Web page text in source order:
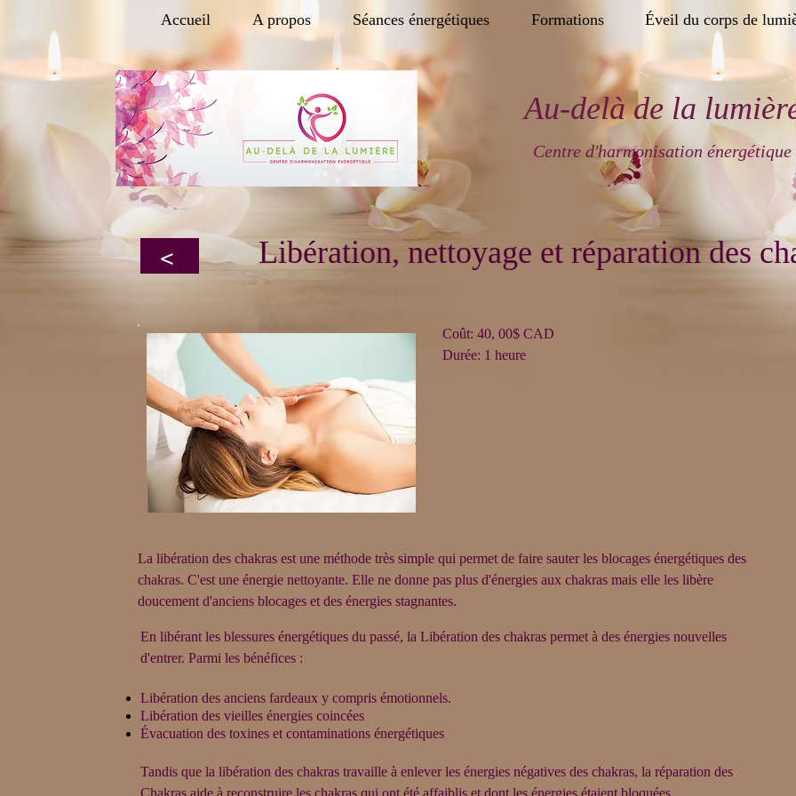
Au-delà de la
Centre d'harmonisation énergétique
Accueil A propos Séances énergétiques Formations Éveil du corps de
< Libération, nettoyage et réparation des
Coût: 40, 00$ CAD
Durée: 1 heure
La libération des chakras est une méthode très simple qui permet de faire sauter les blocages énergétiques des
chakras. C'est une énergie nettoyante. Elle ne donne pas plus d'énergies aux chakras mais elle les libère
doucement d'anciens blocages et des énergies stagnantes.
En libérant les blessures énergétiques du passé, la Libération des chakras permet à des énergies nouvelles
d'entrer. Parmi les bénéfices :
Libération des anciens fardeaux y compris émotionnels.
Libération des vieilles énergies coincées
Évacuation des toxines et contaminations énergétiques
Tandis que la libération des chakras travaille à enlever les énergies négatives des chakras, la réparation des